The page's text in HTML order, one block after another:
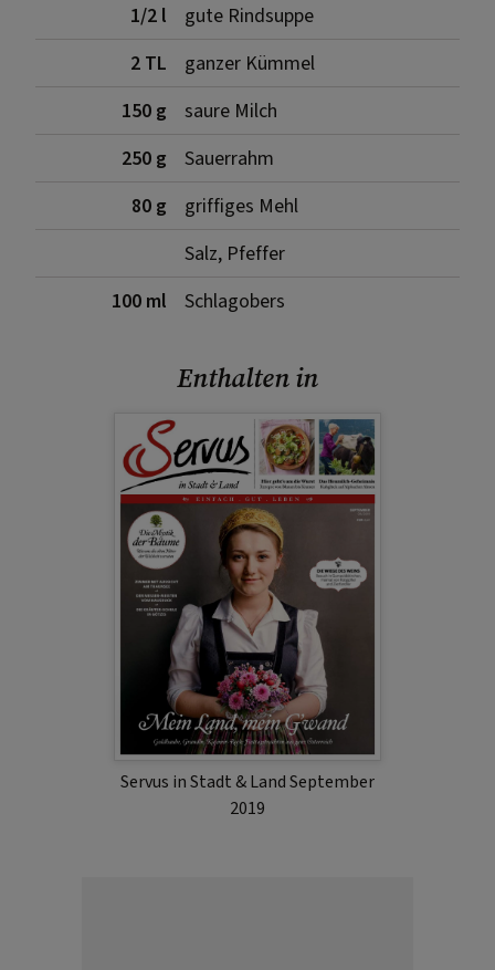
1/2 l
gute Rindsuppe
2 TL
ganzer Kümmel
150 g
saure Milch
250 g
Sauerrahm
80 g
griffiges Mehl
Salz, Pfeffer
100 ml
Schlagobers
Enthalten in
Servus in Stadt & Land September
2019